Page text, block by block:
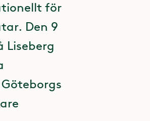
för
Den 9
Liseberg